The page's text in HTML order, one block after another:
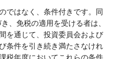
ではなく、条件付きです。同
、免税の適用を受ける者は、
を通じて、投資委員会および
条件を引き続き満たさなけれ